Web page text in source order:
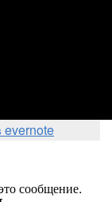
evernote
сообщение.